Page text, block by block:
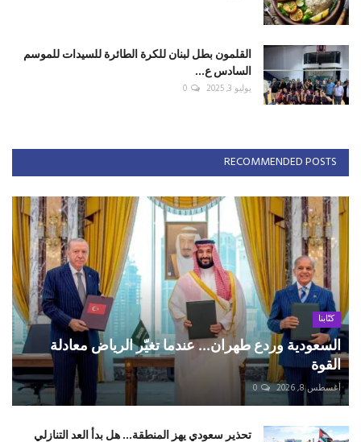
القلمون بطل لبنان للكرة الطائرة للسيدات للموسم
السادس ع...
يوليو 3, 2025 0
RECOMMENDED POSTS
كتّابنا
السعودية وردع طهران... عندما تغيّر الرياض معادلة
القوة
أغسطس 8, 2026 0
تحذير سعودي يهز المنطقة... هل بدأ العد التنازلي